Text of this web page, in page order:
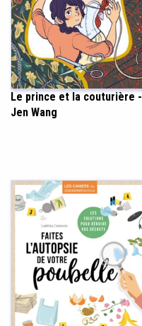
Le prince et la couturière -
Jen Wang